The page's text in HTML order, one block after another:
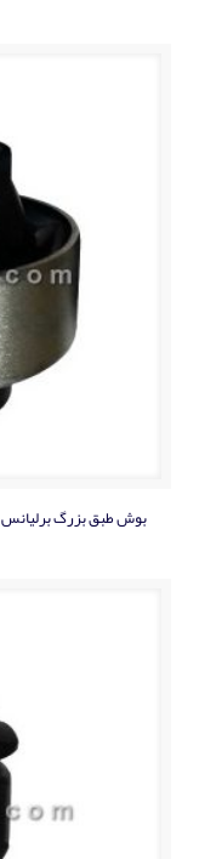
بوش طبق بزرگ برلیانس Brilliance H220